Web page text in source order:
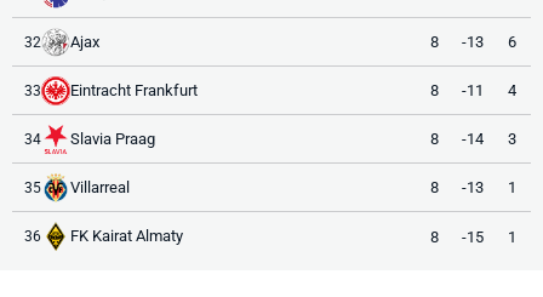
32 Ajax 8 -13 6
33 Eintracht Frankfurt 8 -11 4
34 Slavia Praag 8 -14 3
35 Villarreal 8 -13 1
36 FK Kairat Almaty 8 -15 1